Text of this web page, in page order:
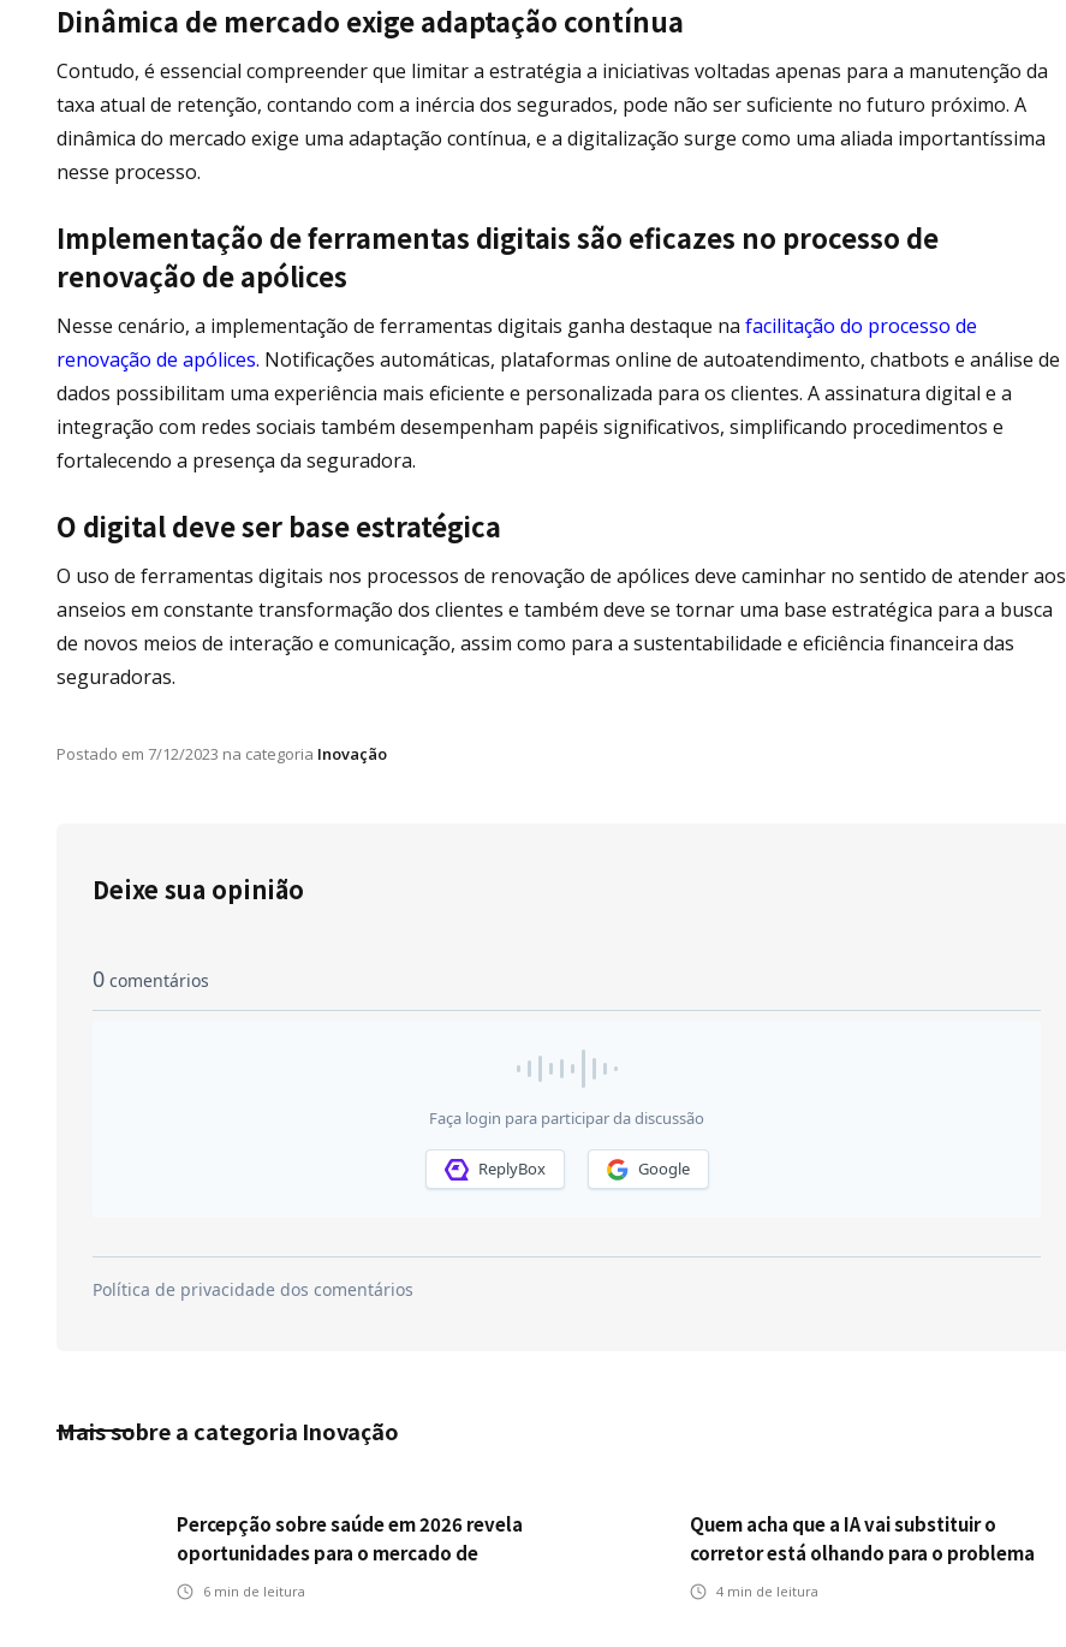
Dinâmica de mercado exige adaptação contínua
Contudo, é essencial compreender que limitar a estratégia a iniciativas voltadas apenas para a manutenção da
taxa atual de retenção, contando com a inércia dos segurados, pode não ser suficiente no futuro próximo. A
dinâmica do mercado exige uma adaptação contínua, e a digitalização surge como uma aliada importantíssima
nesse processo.
Implementação de ferramentas digitais são eficazes no processo de
renovação de apólices
Nesse cenário, a implementação de ferramentas digitais ganha destaque na facilitação do processo de
renovação de apólices. Notificações automáticas, plataformas online de autoatendimento, chatbots e análise de
dados possibilitam uma experiência mais eficiente e personalizada para os clientes. A assinatura digital e a
integração com redes sociais também desempenham papéis significativos, simplificando procedimentos e
fortalecendo a presença da seguradora.
O digital deve ser base estratégica
O uso de ferramentas digitais nos processos de renovação de apólices deve caminhar no sentido de atender aos
anseios em constante transformação dos clientes e também deve se tornar uma base estratégica para a busca
de novos meios de interação e comunicação, assim como para a sustentabilidade e eficiência financeira das
seguradoras.
Postado em 7/12/2023 na categoria Inovação
Deixe sua opinião
Mais sobre a categoria Inovação
Percepção sobre saúde em 2026 revela
oportunidades para o mercado de
seguros ampliar cobertura e prevenção
6 min de leitura
Quem acha que a IA vai substituir o
corretor está olhando para o problema
errado
4min de leitura